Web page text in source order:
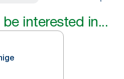
interested in...